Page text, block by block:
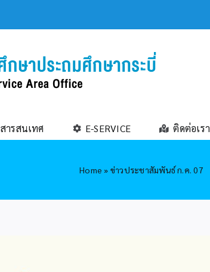
สารสนเทศ E-SERVICE ติดต่อเรา
Home » ข่าวประชาสัมพันธ์ ก.ค. 07